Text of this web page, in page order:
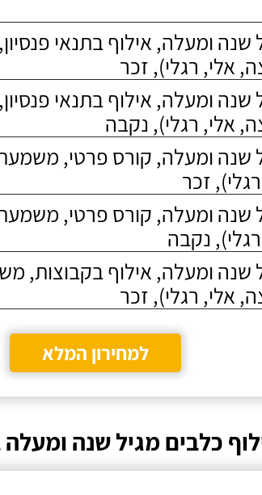
שנה ומעלה, אילוף בתנאי
אלי, רגלי), זכר
שנה ומעלה, אילוף בתנאי
אלי, רגלי), נקבה
שנה ומעלה, קורס פרטי,
זכר
שנה ומעלה, קורס פרטי,
נקבה
שנה ומעלה, אילוף בקבוצות,
אלי, רגלי), זכר
למחירון המלא
כלבים מגיל שנה ומעלה